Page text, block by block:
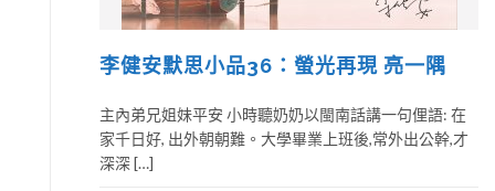
李健安默思小品36：螢光再現 亮一隅
主內弟兄姐妹平安 小時聽奶奶以閩南話講一句俚語: 在
家千日好, 出外朝朝難。大學畢業上班後,常外出公幹,才
深深 […]